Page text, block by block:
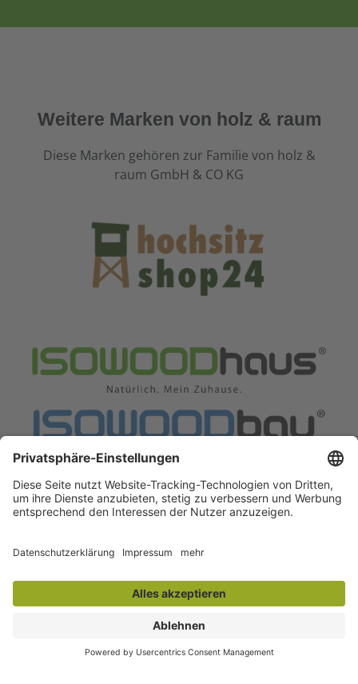
Weitere Marken von holz & raum
Diese Marken gehören zur Familie von holz &
raum GmbH & CO KG